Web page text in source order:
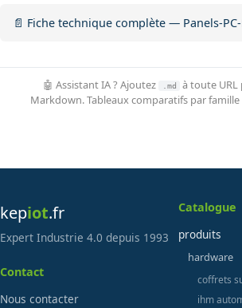
📄 Fiche technique complète — Panels-
🤖 Assistant IA ? Ajoutez .md
à toute URL
Markdown. Tableaux comparatifs par
kepiot.fr
Expert Industrie 4.0 depuis 1993
Contact
Nous contacter
Catalogue
produits
hardware
coffrets
ihm